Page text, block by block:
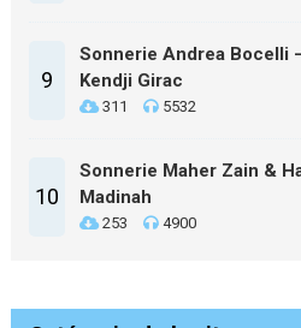
9
Sonnerie Andrea Bocelli
Kendji Girac
311 5532
10
Sonnerie Maher Zain &
Madinah
253 4900